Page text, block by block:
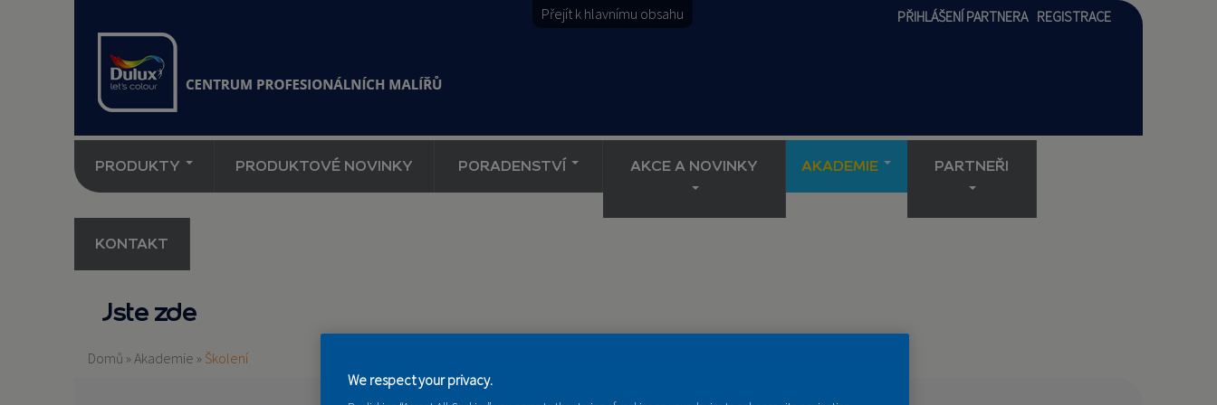
Přejít k hlavnímu obsahu PŘIHLÁŠENÍ PARTNERA REGISTRACE
PRODUKTY PRODUKTOVÉ NOVINKY PORADENSTVÍ AKCE A NOVINKY AKADEMIE PARTNEŘI
KONTAKT
Jste zde
Domů » Akademie » Školení
We respect your privacy.